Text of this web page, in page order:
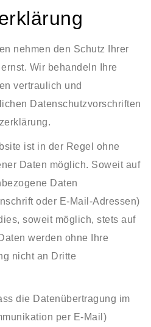
nehmen den Schutz Ihrer
Wir behandeln Ihre
vertraulich und
Datenschutzvorschriften
ist in der Regel ohne
Daten möglich. Soweit auf
Daten
oder E-Mail-Adressen)
soweit möglich, stets auf
werden ohne Ihre
nicht an Dritte
die Datenübertragung im
per E-Mail)